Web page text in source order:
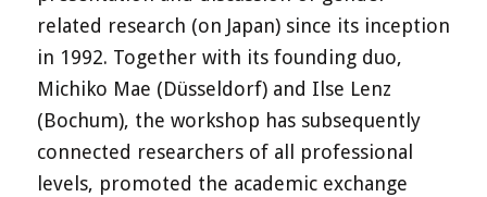
related research (on Japan) since its inception
in 1992. Together with its founding duo,
Michiko Mae (Düsseldorf) and Ilse Lenz
(Bochum), the workshop has subsequently
connected researchers of all professional
levels, promoted the academic exchange